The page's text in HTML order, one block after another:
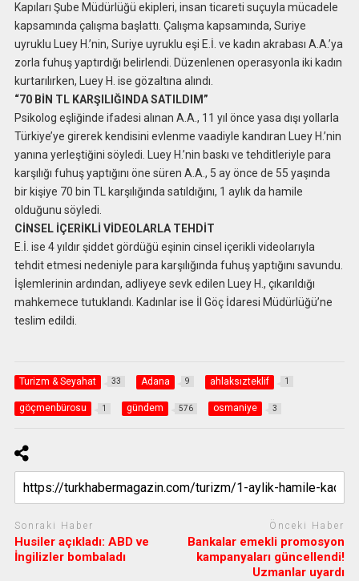
Kapıları Şube Müdürlüğü ekipleri, insan ticareti suçuyla mücadele
kapsamında çalışma başlattı. Çalışma kapsamında, Suriye
uyruklu Luey H.’nin, Suriye uyruklu eşi E.İ. ve kadın akrabası A.A.’ya
zorla fuhuş yaptırdığı belirlendi. Düzenlenen operasyonla iki kadın
kurtarılırken, Luey H. ise gözaltına alındı.
“70 BİN TL KARŞILIĞINDA SATILDIM”
Psikolog eşliğinde ifadesi alınan A.A., 11 yıl önce yasa dışı yollarla
Türkiye’ye girerek kendisini evlenme vaadiyle kandıran Luey H.’nin
yanına yerleştiğini söyledi. Luey H.’nin baskı ve tehditleriyle para
karşılığı fuhuş yaptığını öne süren A.A., 5 ay önce de 55 yaşında
bir kişiye 70 bin TL karşılığında satıldığını, 1 aylık da hamile
olduğunu söyledi.
CİNSEL İÇERİKLİ VİDEOLARLA TEHDİT
E.İ. ise 4 yıldır şiddet gördüğü eşinin cinsel içerikli videolarıyla
tehdit etmesi nedeniyle para karşılığında fuhuş yaptığını savundu.
İşlemlerinin ardından, adliyeye sevk edilen Luey H., çıkarıldığı
mahkemece tutuklandı. Kadınlar ise İl Göç İdaresi Müdürlüğü’ne
teslim edildi.
Turizm & Seyahat 33 Adana 9 ahlaksızteklif 1
göçmenbürosu 1 gündem 576 osmaniye 3
Sonraki Haber
Husiler açıkladı: ABD ve
İngilizler bombaladı
Önceki Haber
Bankalar emekli promosyon
kampanyaları güncellendi!
Uzmanlar uyardı